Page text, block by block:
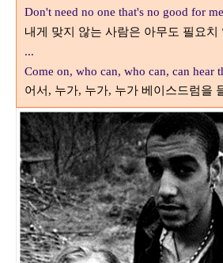
Don't need no one that's no good for me
내게 맞지 않는 사람은 아무도 필요치
...
Come on, who can, who can, can hear
어서, 누가, 누가, 누가 베이스드럼을